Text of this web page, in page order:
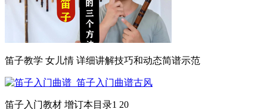
笛子教学 女儿情 详细讲解技巧和动态简谱示范
笛子入门教材 增订本目录1 20